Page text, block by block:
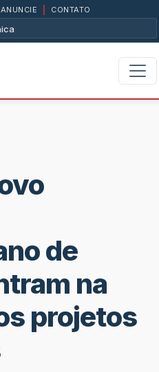
ANUNCIE CONTATO
de
na
projetos